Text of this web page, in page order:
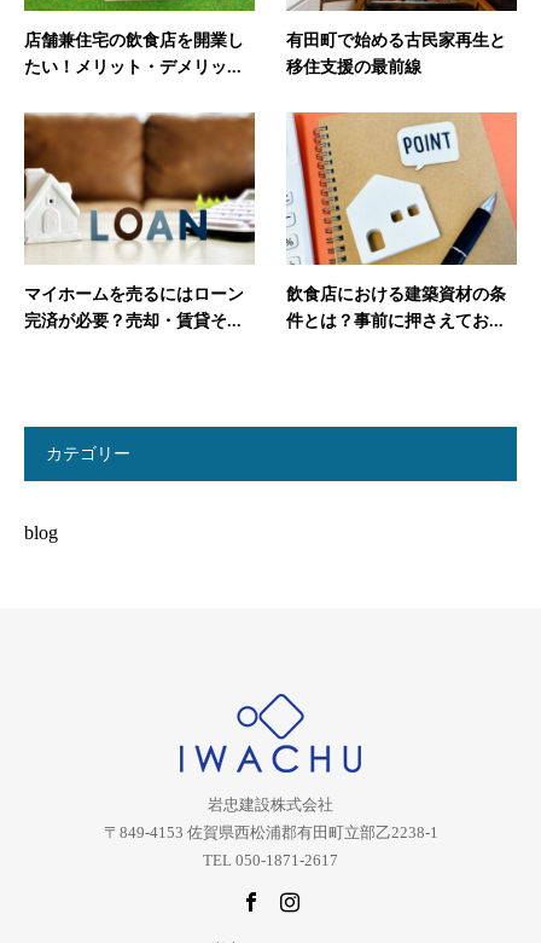
店舗兼住宅の飲食店を開業し
たい！メリット・デメリッ...
有田町で始める古民家再生と
移住支援の最前線
マイホームを売るにはローン
完済が必要？売却・賃貸そ...
飲食店における建築資材の条
件とは？事前に押さえてお...
カテゴリー
blog
岩忠建設株式会社
〒849-4153 佐賀県西松浦郡有田町立部乙2238-1
TEL 050-1871-2617